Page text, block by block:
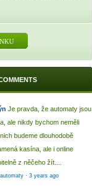
Je pravda, že automaty jsou
ale nikdy bychom neměli
budeme dlouhodobě
kasína, ale i online
z něčeho žít....
· 3 years ago